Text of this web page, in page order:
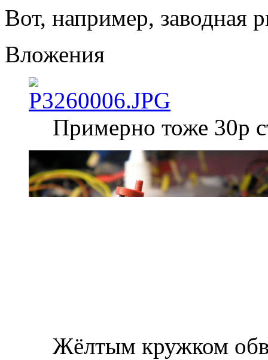
Вот, например, заводная
Вложения
Примерно тоже 30р
Жёлтым кружком